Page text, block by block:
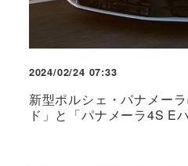
2024/02/24 07:33
新型ポルシェ・パナメー
ド」と「パナメーラ4S E